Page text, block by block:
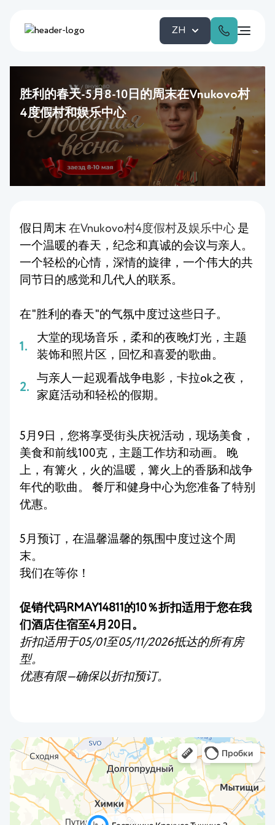
ZH
胜利的春天-5月8-10日的周末在Vnukovo村
4度假村和娱乐中心
假日周末 在Vnukovo村4度假村及娱乐中心 是
一个温暖的春天，纪念和真诚的会议与亲人。
一个轻松的心情，深情的旋律，一个伟大的共
同节日的感觉和几代人的联系。
在"胜利的春天"的气氛中度过这些日子。
大堂的现场音乐，柔和的夜晚灯光，主题
装饰和照片区，回忆和喜爱的歌曲。
与亲人一起观看战争电影，卡拉ok之夜，
家庭活动和轻松的假期。
5月9日，您将享受街头庆祝活动，现场美食，
美食和前线100克，主题工作坊和动画。 晚
上，有篝火，火的温暖，篝火上的香肠和战争
年代的歌曲。 餐厅和健身中心为您准备了特别
优惠。
5月预订，在温馨温馨的氛围中度过这个周
末。
我们在等你！
促销代码RMAY14811的10％折扣适用于您在我
们酒店住宿至4月20日。
折扣适用于05/01至05/11/2026抵达的所有房
型。
优惠有限—确保以折扣预订。